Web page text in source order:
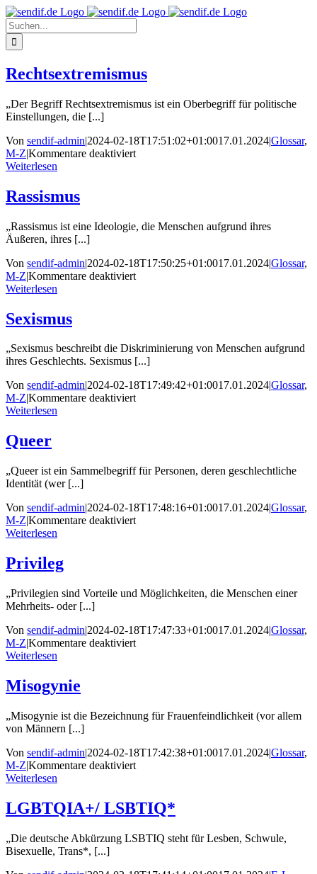
Zum
Inhalt
springen
Suche
nach:
Rechtsextremismus
„Der Begriff Rechtsextremismus ist ein Oberbegriff für politische
Einstellungen, die [...]
Von sendif-admin|2024-02-18T17:51:02+01:0017.01.2024|Glossar,
M-Z|Kommentare deaktiviertfür
Weiterlesen
Rassismus
„Rassismus ist eine Ideologie, die Menschen aufgrund ihres
Äußeren, ihres [...]
Von sendif-admin|2024-02-18T17:50:25+01:0017.01.2024|Glossar,
M-Z|Kommentare deaktiviertfür
Weiterlesen
Sexismus
„Sexismus beschreibt die Diskriminierung von Menschen aufgrund
ihres Geschlechts. Sexismus [...]
Von sendif-admin|2024-02-18T17:49:42+01:0017.01.2024|Glossar,
M-Z|Kommentare deaktiviertfür
Weiterlesen
Queer
„Queer ist ein Sammelbegriff für Personen, deren geschlechtliche
Identität (wer [...]
Von sendif-admin|2024-02-18T17:48:16+01:0017.01.2024|Glossar,
M-Z|Kommentare deaktiviertfür
Weiterlesen
Privileg
„Privilegien sind Vorteile und Möglichkeiten, die Menschen einer
Mehrheits- oder [...]
Von sendif-admin|2024-02-18T17:47:33+01:0017.01.2024|Glossar,
M-Z|Kommentare deaktiviertfür
Weiterlesen
Misogynie
„Misogynie ist die Bezeichnung für Frauenfeindlichkeit (vor allem
von Männern [...]
Von sendif-admin|2024-02-18T17:42:38+01:0017.01.2024|Glossar,
M-Z|Kommentare deaktiviertfür
Weiterlesen
LGBTQIA+/ LSBTIQ*
„Die deutsche Abkürzung LSBTIQ steht für Lesben, Schwule,
Bisexuelle, Trans*, [...]